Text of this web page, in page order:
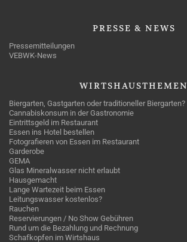
PRESSE & NEWS
Pressemitteilungen
VEBWK-News
WIRTSHAUSTHEMEN
Biergarten, Gastgarten oder traditioneller Biergarten?
Cannabiskonsum in der Gastronomie
Eintrittsgeld im Restaurant
Essen ins Hotel bestellen
Fotografieren von Essen im Restaurant
Garderobe
GEMA
Glas Mineralwasser nicht erlaubt
Hausgemacht
Lange Wartezeit beim Essen
Leitungswasser kostenlos?
Rauchen
Reservierungen / No Show Gebühren
Rund um die Bezahlung und Rechnung
Schafkopfen im Wirtshaus